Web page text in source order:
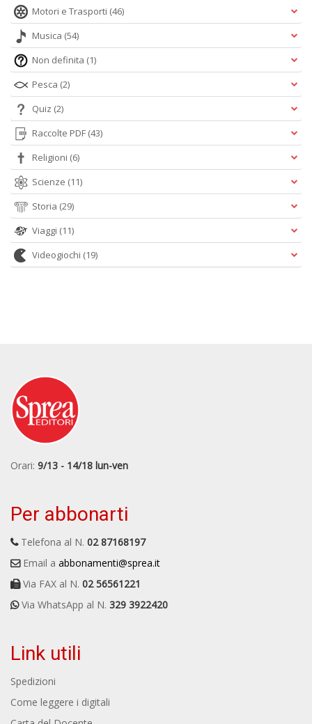
Motori e Trasporti (46)
Musica (54)
Non definita (1)
Pesca (2)
Quiz (2)
Raccolte PDF (43)
Religioni (6)
Scienze (11)
Storia (29)
Viaggi (11)
Videogiochi (19)
Orari: 9/13 - 14/18 lun-ven
Per abbonarti
Telefona al N. 02 87168197
Email a abbonamenti@sprea.it
Via FAX al N. 02 56561221
Via WhatsApp al N. 329 3922420
Link utili
Spedizioni
Come leggere i digitali